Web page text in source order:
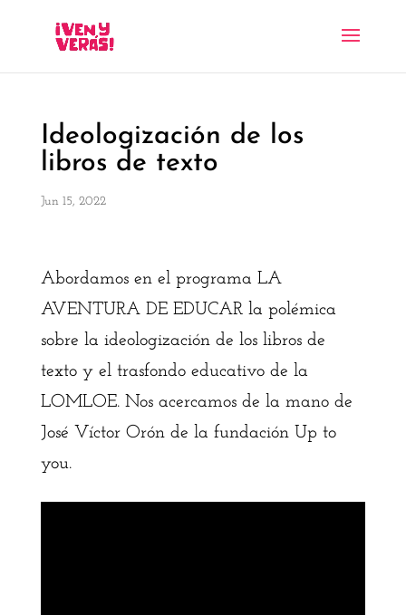
Ideologización de los
libros de texto
Jun 15, 2022
Abordamos en el programa LA
AVENTURA DE EDUCAR la polémica
sobre la ideologización de los libros de
texto y el trasfondo educativo de la
LOMLOE. Nos acercamos de la mano de
José Víctor Orón de la fundación Up to
you.